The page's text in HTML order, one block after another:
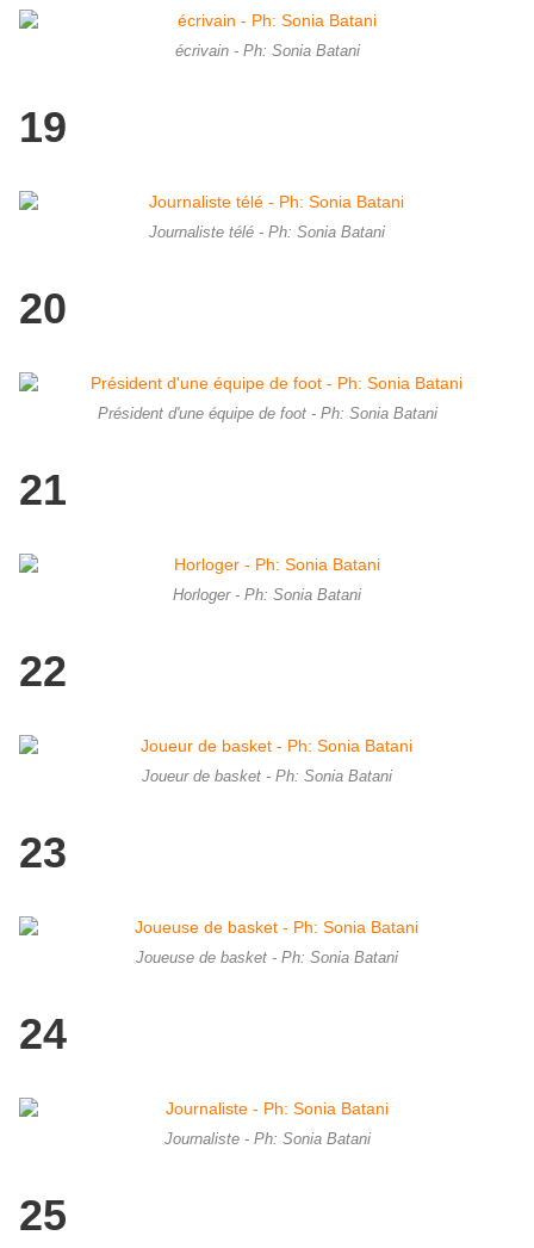
écrivain - Ph: Sonia Batani
19
Journaliste télé - Ph: Sonia Batani
20
Président d'une équipe de foot - Ph: Sonia Batani
21
Horloger - Ph: Sonia Batani
22
Joueur de basket - Ph: Sonia Batani
23
Joueuse de basket - Ph: Sonia Batani
24
Journaliste - Ph: Sonia Batani
25